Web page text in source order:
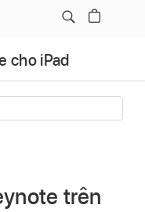
cho iPad
trên